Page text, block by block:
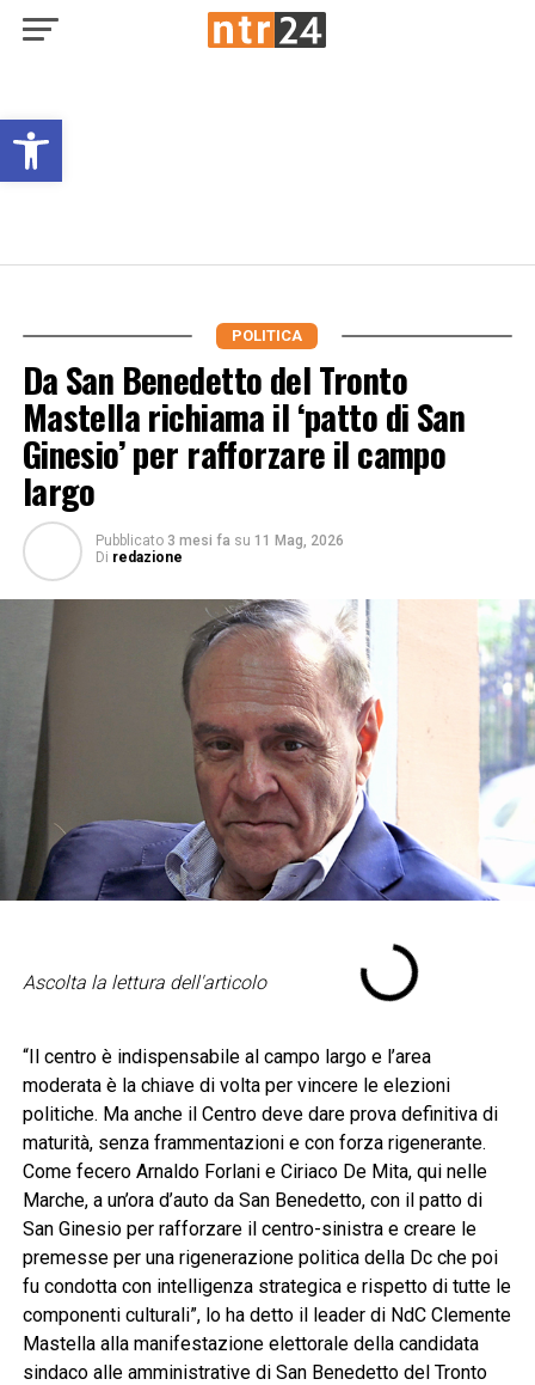
Open toolbar
POLITICA
Da San Benedetto del Tronto
Mastella richiama il ‘patto di San
Ginesio’ per rafforzare il campo
largo
Pubblicato 3 mesi fa su 11 Mag, 2026
Di redazione
Ascolta la lettura dell'articolo
“Il centro è indispensabile al campo largo e l’area
moderata è la chiave di volta per vincere le elezioni
politiche. Ma anche il Centro deve dare prova definitiva di
maturità, senza frammentazioni e con forza rigenerante.
Come fecero Arnaldo Forlani e Ciriaco De Mita, qui nelle
Marche, a un’ora d’auto da San Benedetto, con il patto di
San Ginesio per rafforzare il centro-sinistra e creare le
premesse per una rigenerazione politica della Dc che poi
fu condotta con intelligenza strategica e rispetto di tutte le
componenti culturali”, lo ha detto il leader di NdC Clemente
Mastella alla manifestazione elettorale della candidata
sindaco alle amministrative di San Benedetto del Tronto